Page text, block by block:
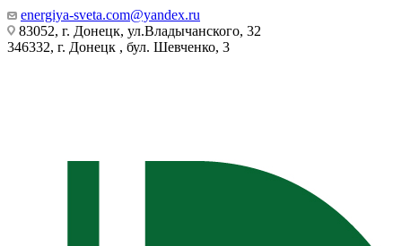
energiya-sveta.com@yandex.ru
83052, г. Донецк, ул.Владычанского, 32
346332, г. Донецк , бул. Шевченко, 3